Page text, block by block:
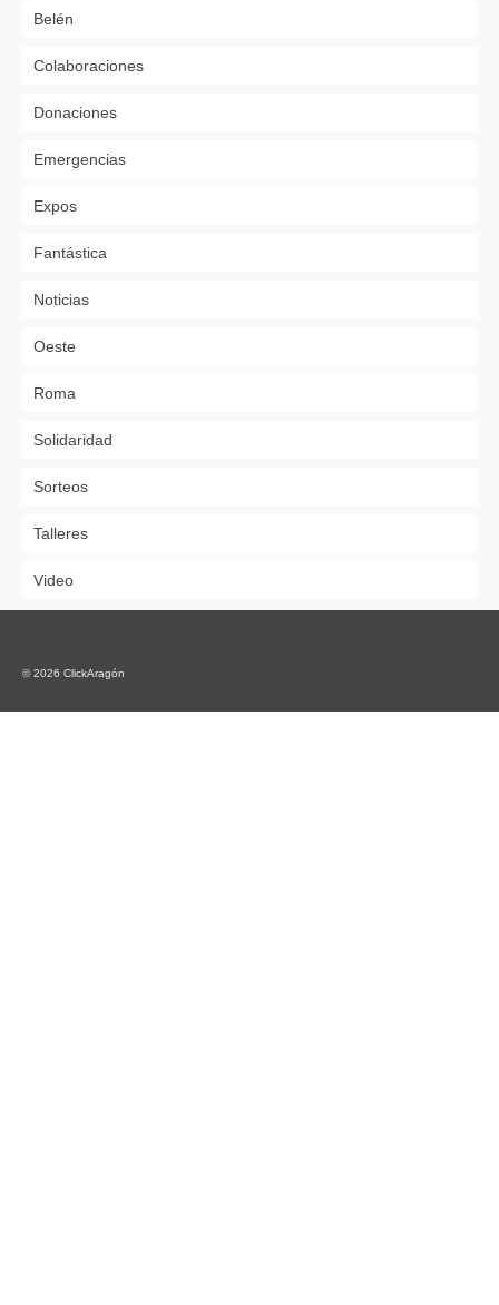
Belén
Colaboraciones
Donaciones
Emergencias
Expos
Fantástica
Noticias
Oeste
Roma
Solidaridad
Sorteos
Talleres
Video
© 2026 ClickAragón